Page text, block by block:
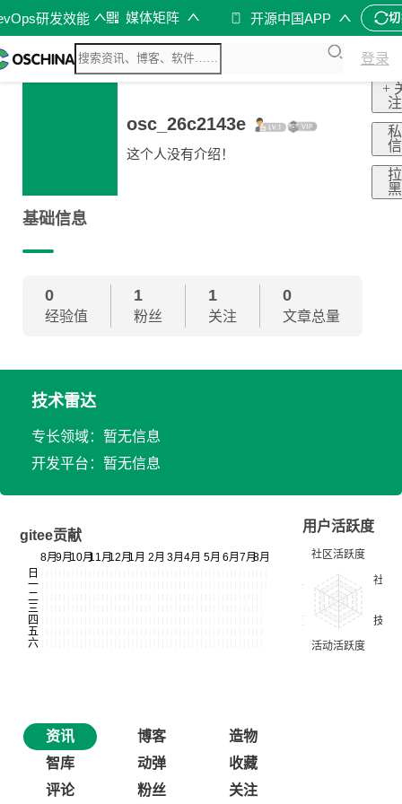
研发效能 媒体矩阵 开源中国APP
登录
osc_26c2143e
这个人没有介绍！
+
注
私
信
拉
黑
基础信息
0
经验值
1
粉丝
1
关注
0
文章总量
技术雷达
专长领域：暂无信息
开发平台：暂无信息
gitee贡献
用户活跃度
资讯 博客
造物
智库
动弹
收藏
评论
粉丝 关注